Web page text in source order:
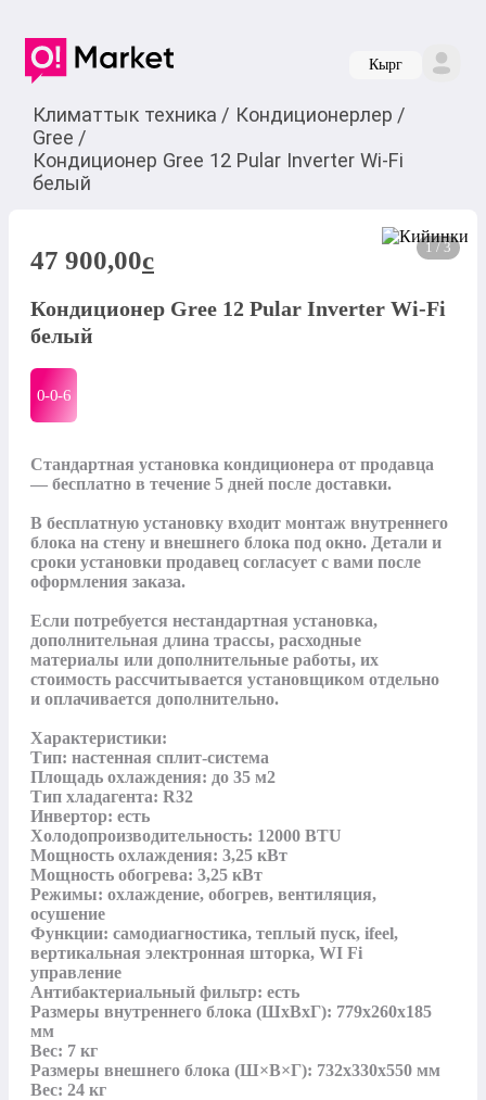
Кырг
Климаттык техника / Кондиционерлер /
Gree /
Кондиционер Gree 12 Pular Inverter Wi-Fi
белый
1 / 3
47 900,00c
Кондиционер Gree 12 Pular Inverter Wi-Fi
белый
0-0-6
Стандартная установка кондиционера от продавца
— бесплатно в течение 5 дней после доставки.
В бесплатную установку входит монтаж внутреннего
блока на стену и внешнего блока под окно. Детали и
сроки установки продавец согласует с вами после
оформления заказа.
Если потребуется нестандартная установка,
дополнительная длина трассы, расходные
материалы или дополнительные работы, их
стоимость рассчитывается установщиком отдельно
и оплачивается дополнительно.
Характеристики:
Тип: настенная сплит-система
Площадь охлаждения: до 35 м2
Тип хладагента: R32
Инвертор: есть
Холодопроизводительность: 12000 BTU
Мощность охлаждения: 3,25 кВт
Мощность обогрева: 3,25 кВт
Режимы: охлаждение, обогрев, вентиляция,
осушение
Функции: самодиагностика, теплый пуск, ifeel,
вертикальная электронная шторка, WI Fi
управление
Антибактериальный фильтр: есть
Размеры внутреннего блока (ШxВxГ): 779x260x185
мм
Вес: 7 кг
Размеры внешнего блока (Ш×В×Г): 732x330x550 мм
Вес: 24 кг